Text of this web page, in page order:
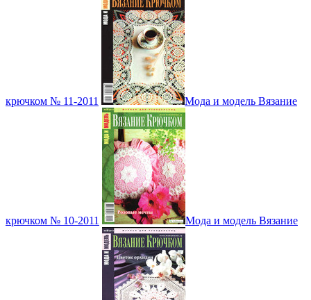
крючком № 11-2011 Мода и модель Вязание
крючком № 10-2011 Мода и модель Вязание